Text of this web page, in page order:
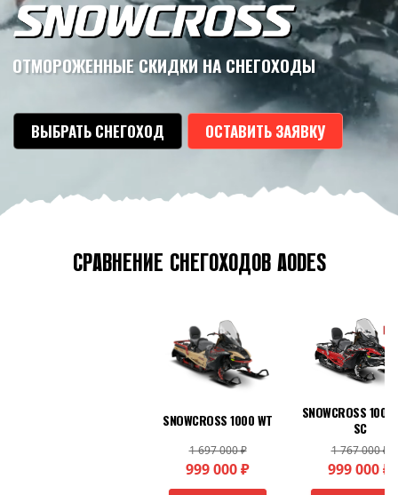
ОТМОРОЖЕННЫЕ СКИДКИ НА СНЕГОХОДЫ
ВЫБРАТЬ СНЕГОХОД ОСТАВИТЬ ЗАЯВКУ
СРАВНЕНИЕ СНЕГОХОДОВ AODES
SNOWCROSS 1000 WT
1 697 000 ₽
999 000 ₽
SNOWCROSS 1000
SC
1 767 000 ₽
999 000 ₽